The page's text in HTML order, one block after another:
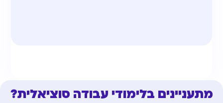
מתעניינים בלימודי עבודה סוציאלית?